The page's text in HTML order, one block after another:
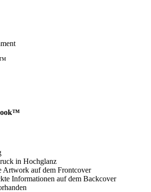
in Hochglanz
Artwork auf dem Frontcover
Informationen auf dem Backcover